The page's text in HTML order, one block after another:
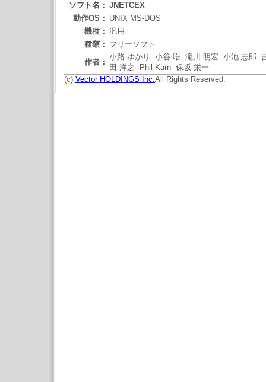
ソフト名： JNETCEX
動作OS： UNIX MS-DOS
機種： 汎用
種類： フリーソフト
作者：
小路 ゆかり 小谷 晧 滝川 明宏 小池 志郎
田 洋之 Phil Karn 保坂 栄一
(c) Vector HOLDINGS Inc.All Rights Reserved.